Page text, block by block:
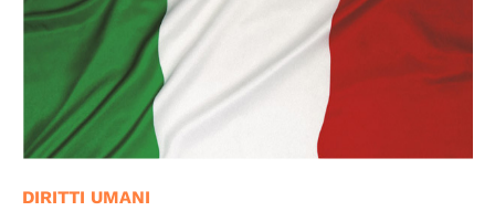
DIRITTI UMANI